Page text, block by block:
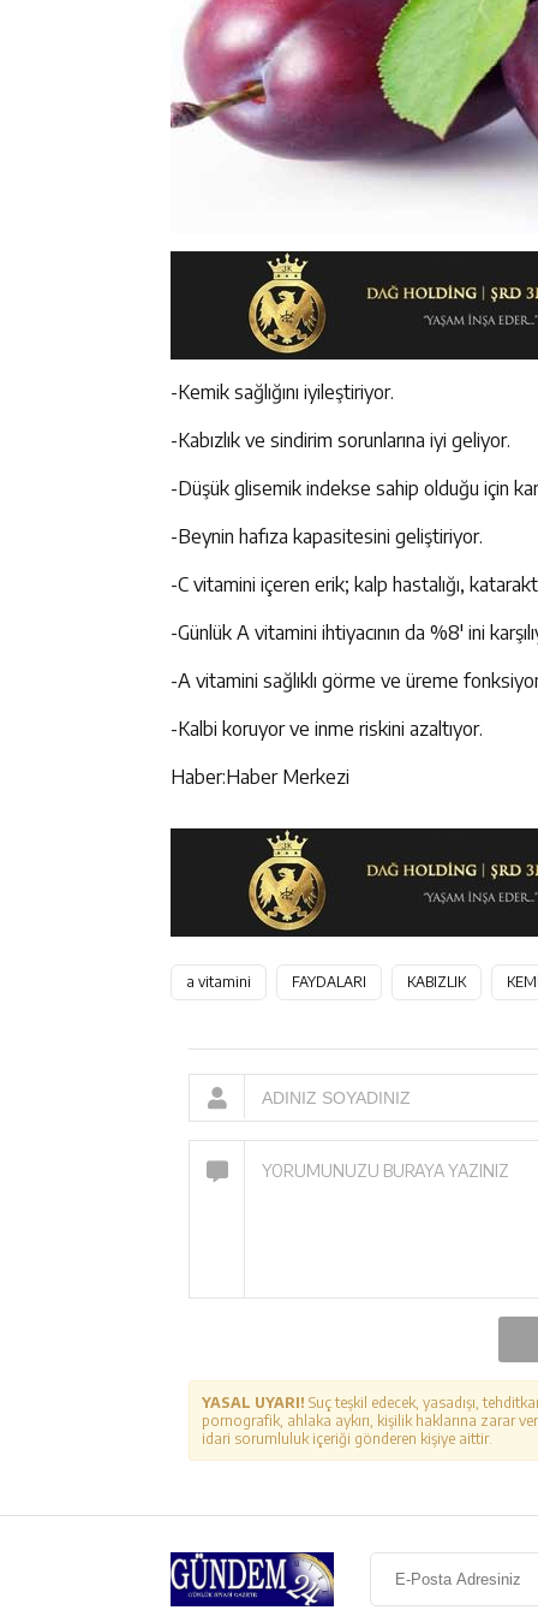
-Kemik sağlığını iyileştiriyor.
-Kabızlık ve sindirim sorunlarına iyi geliyor.
-Düşük glisemik indekse sahip olduğu için
-Beynin hafıza kapasitesini geliştiriyor.
-C vitamini içeren erik; kalp hastalığı,
-Günlük A vitamini ihtiyacının da %8′ ini
-A vitamini sağlıklı görme ve üreme
-Kalbi koruyor ve inme riskini azaltıyor.
Haber:Haber Merkezi
a vitamini FAYDALARI KABIZLIK
YASAL UYARI! Suç teşkil edecek, yasadışı,
pornografik, ahlaka aykırı, kişilik haklarına zarar
idari sorumluluk içeriği gönderen kişiye aittir.